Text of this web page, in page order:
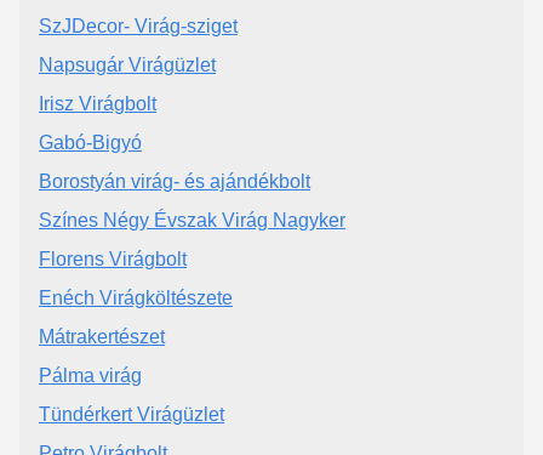
SzJDecor- Virág-sziget
Napsugár Virágüzlet
Irisz Virágbolt
Gabó-Bigyó
Borostyán virág- és ajándékbolt
Színes Négy Évszak Virág Nagyker
Florens Virágbolt
Enéch Virágköltészete
Mátrakertészet
Pálma virág
Tündérkert Virágüzlet